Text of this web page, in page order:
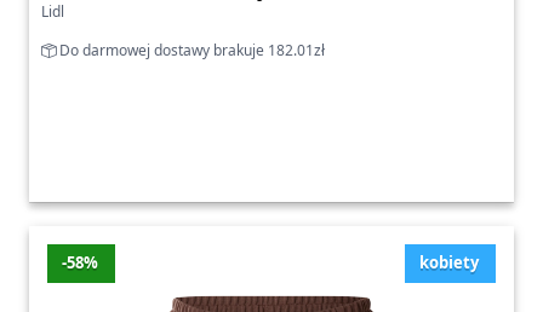
Lidl
Do darmowej dostawy brakuje 182.01zł
kobiety
-58%